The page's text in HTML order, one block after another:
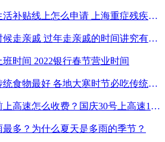
上海困难残疾人生活补贴线上怎么申请 上海重症残疾人护理补贴线上申请流程
过年一般是什么时候走亲戚 过年走亲戚的时间讲究有哪些
时间 2022银行春节营业时间
大寒节气吃什么传统食物最好 各地大寒时节必吃传统美食
十一高速免费提前上高速怎么收费？国庆30号上高速1号下高速免费吗？
多？为什么夏天是多雨的季节？